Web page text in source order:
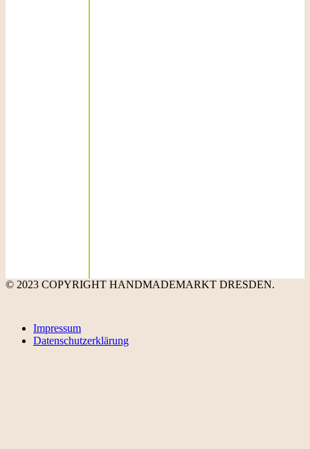
© 2023 COPYRIGHT HANDMADEMARKT DRESDEN.
Impressum
Datenschutzerklärung